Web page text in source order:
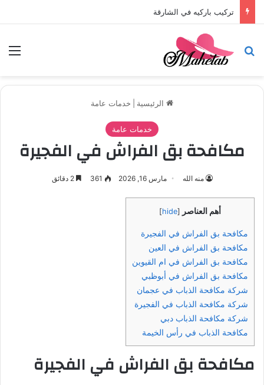
تركيب باركيه في الشارقة
بحث عن
الرئيسية خدمات عامة
خدمات عامة
مكافحة بق الفراش في الفجيرة
منه الله مارس 16, 2026 361 2 دقائق
أهم العناصر [
hide
]
مكافحة بق الفراش في الفجيرة
مكافحة بق الفراش في العين
مكافحة بق الفراش في ام القيوين
مكافحة بق الفراش في أبوظبي
شركة مكافحة الذباب في عجمان
شركة مكافحة الذباب في الفجيرة
شركة مكافحة الذباب دبي
مكافحة الذباب في رأس الخيمة
مكافحة بق الفراش في الفجيرة